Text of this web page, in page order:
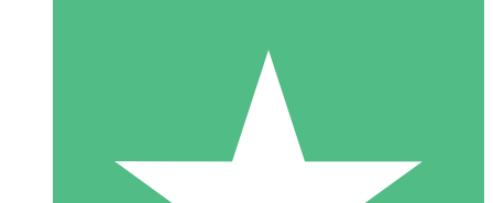
Pacchetti di Crediti Individuali
Paga a consumo con crediti di download. Nessun impegno